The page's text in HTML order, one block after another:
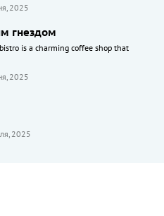
2025
гнездом
is a charming coffee shop that
2025
2025